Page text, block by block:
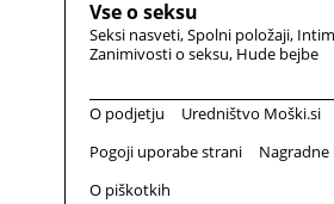
Vse o seksu
Seksi nasveti Spolni položaji
Zanimivosti o seksu Hude bejbe
O podjetju Uredništvo Moški.si
Pogoji uporabe strani
Nagradne
O piškotkih